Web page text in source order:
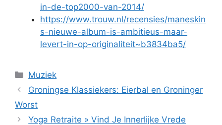
in-de-top2000-van-2014/
https://www.trouw.nl/recensies/maneskin
s-nieuwe-album-is-ambitieus-maar-
levert-in-op-originaliteit~b3834ba5/
Categorieën
Muziek
Groningse Klassiekers: Eierbal en Groninger
Worst
Yoga Retraite » Vind Je Innerlijke Vrede